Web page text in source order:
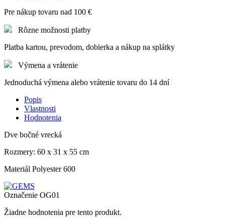
Pre nákup tovaru nad 100 €
Rôzne možnosti platby
Platba kartou, prevodom, dobierka a nákup na splátky
Výmena a vrátenie
Jednoduchá výmena alebo vrátenie tovaru do 14 dní
Popis
Vlastnosti
Hodnotenia
Dve bočné vrecká
Rozmery: 60 x 31 x 55 cm
Materiál Polyester 600
Označenie OG01
Žiadne hodnotenia pre tento produkt.